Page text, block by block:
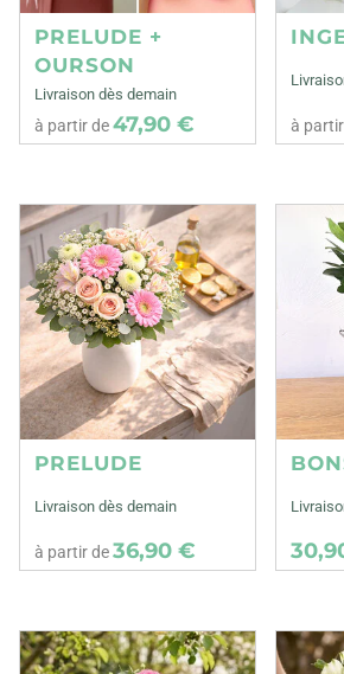
PRELUDE +
OURSON
Livraison dès demain
à partir de47,90 € à
PRELUDE
Livraison dès demain
à partir de36,90 €